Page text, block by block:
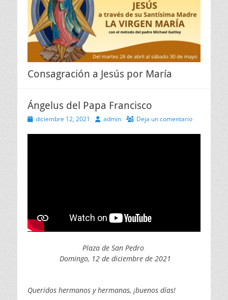
Consagración a Jesús por María
Ángelus del Papa Francisco
Publicado
diciembre 12, 2021 Autoradmin Deja un comentario
Plaza de San Pedro
Domingo, 12 de diciembre de 2021
Queridos hermanos y hermanas, ¡buenos días!